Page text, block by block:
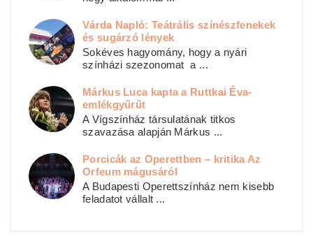
Várda Napló: Teátrális színészfenekek
és sugárzó lények
Sokéves hagyomány, hogy a nyári
színházi szezonomat a ...
Márkus Luca kapta a Ruttkai Éva-
emlékgyűrűt
A Vígszínház társulatának titkos
szavazása alapján Márkus ...
Porcicák az Operettben – kritika Az
Orfeum mágusáról
A Budapesti Operettszínház nem kisebb
feladatot vállalt ...